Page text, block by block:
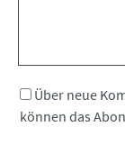
Über neue
können das